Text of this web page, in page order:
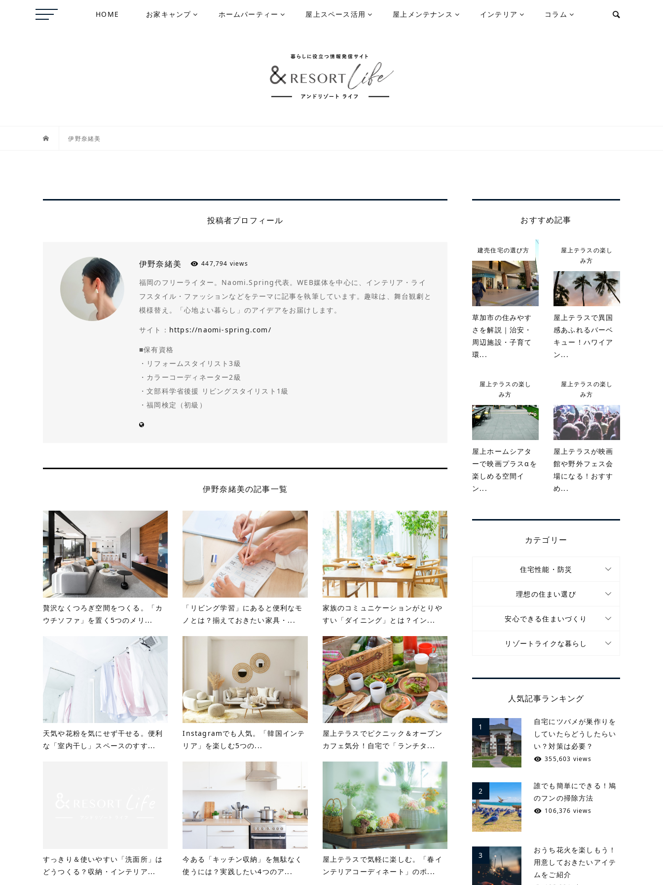
HOME お家キャンプ ホームパーティー 屋上スペース活用 屋上メンテナンス インテリア コラム
伊野奈緒美
投稿者プロフィール
伊野奈緒美 447,794 views
福岡のフリーライター。Naomi.Spring代表。WEB媒体を中心に、インテリア・ライ
フスタイル・ファッションなどをテーマに記事を執筆しています。趣味は、舞台観劇と
模様替え。「心地よい暮らし」のアイデアをお届けします。
サイト： https://naomi-spring.com/
■保有資格
・リフォームスタイリスト3級
・カラーコーディネーター2級
・文部科学省後援 リビングスタイリスト1級
・福岡検定（初級）
伊野奈緒美の記事一覧
贅沢なくつろぎ空間をつくる。「カ
ウチソファ」を置く5つのメリ...
「リビング学習」にあると便利なモ
ノとは？揃えておきたい家具・...
家族のコミュニケーションがとりや
すい「ダイニング」とは？イン...
天気や花粉を気にせず干せる。便利
な「室内干し」スペースのすす...
Instagramでも人気。「韓国インテ
リア」を楽しむ5つの...
屋上テラスでピクニック＆オープン
カフェ気分！自宅で「ランチタ...
すっきり＆使いやすい「洗面所」は
どうつくる？収納・インテリア...
今ある「キッチン収納」を無駄なく
使うには？実践したい4つのア...
屋上テラスで気軽に楽しむ。「春イ
ンテリアコーディネート」のポ...
おすすめ記事
建売住宅の選び方
草加市の住みやす
さを解説｜治安・
周辺施設・子育て
環...
屋上テラスの楽し
み方
屋上テラスで異国
感あふれるバーベ
キュー！ハワイア
ン...
屋上テラスの楽し
み方
屋上ホームシアタ
ーで映画プラスαを
楽しめる空間イ
ン...
屋上テラスの楽し
み方
屋上テラスが映画
館や野外フェス会
場になる！おすす
め...
カテゴリー
住宅性能・防災
理想の住まい選び
安心できる住まいづくり
リゾートライクな暮らし
人気記事ランキング
1
自宅にツバメが巣作りを
していたらどうしたらい
い？対策は必要？
355,603 views
2
誰でも簡単にできる！鳩
のフンの掃除方法
106,376 views
3
おうち花火を楽しもう！
用意しておきたいアイテ
ムをご紹介